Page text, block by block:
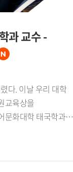
과 교수 -
다. 이날 우리 대학
교육상을
문화대학 태국학과
학을 들어보았다. -